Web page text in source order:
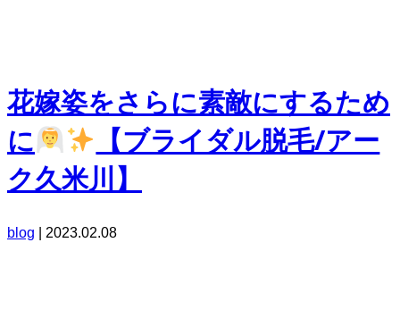
花嫁姿をさらに素敵にするため
に
【ブライダル脱毛/アー
ク久米川】
blog 2023.02.08